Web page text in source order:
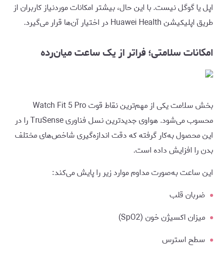
اپل یا گوگل نیست. با این حال، بیشتر امکانات موردنیاز کاربران از
طریق اپلیکیشن Huawei Health در اختیار آن‌ها قرار می‌گیرد.
امکانات سلامتی؛ فراتر از یک ساعت میان‌رده
بخش سلامت یکی از مهم‌ترین نقاط قوت Watch Fit 5 Pro
محسوب می‌شود. هواوی جدیدترین نسل فناوری TruSense را در
این محصول به‌کار گرفته که دقت اندازه‌گیری شاخص‌های مختلف
بدن را افزایش داده است.
این ساعت به‌صورت مداوم موارد زیر را پایش می‌کند:
ضربان قلب
میزان اکسیژن خون (SpO2)
سطح استرس